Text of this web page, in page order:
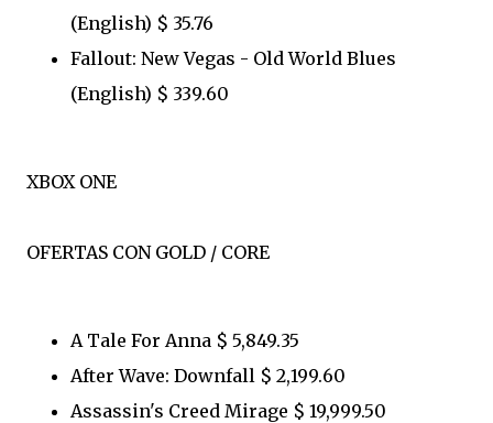
(English) $ 35.76
Fallout: New Vegas - Old World Blues
(English) $ 339.60
XBOX ONE
OFERTAS CON GOLD / CORE
A Tale For Anna $ 5,849.35
After Wave: Downfall $ 2,199.60
Assassin's Creed Mirage $ 19,999.50